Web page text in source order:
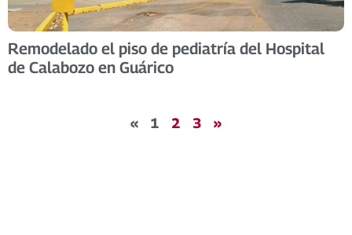
Remodelado el piso de pediatría del Hospital
de Calabozo en Guárico
« 1 2 3 »